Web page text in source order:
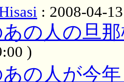
: 2008-04-
の人の旦
)
の人が今